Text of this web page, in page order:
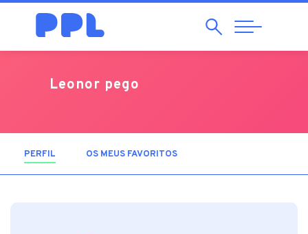
Pesquisar
Abrir
Navegação
Leonor pego
PERFIL (SEPARADOR ATIVO)
OS MEUS FAVORITOS